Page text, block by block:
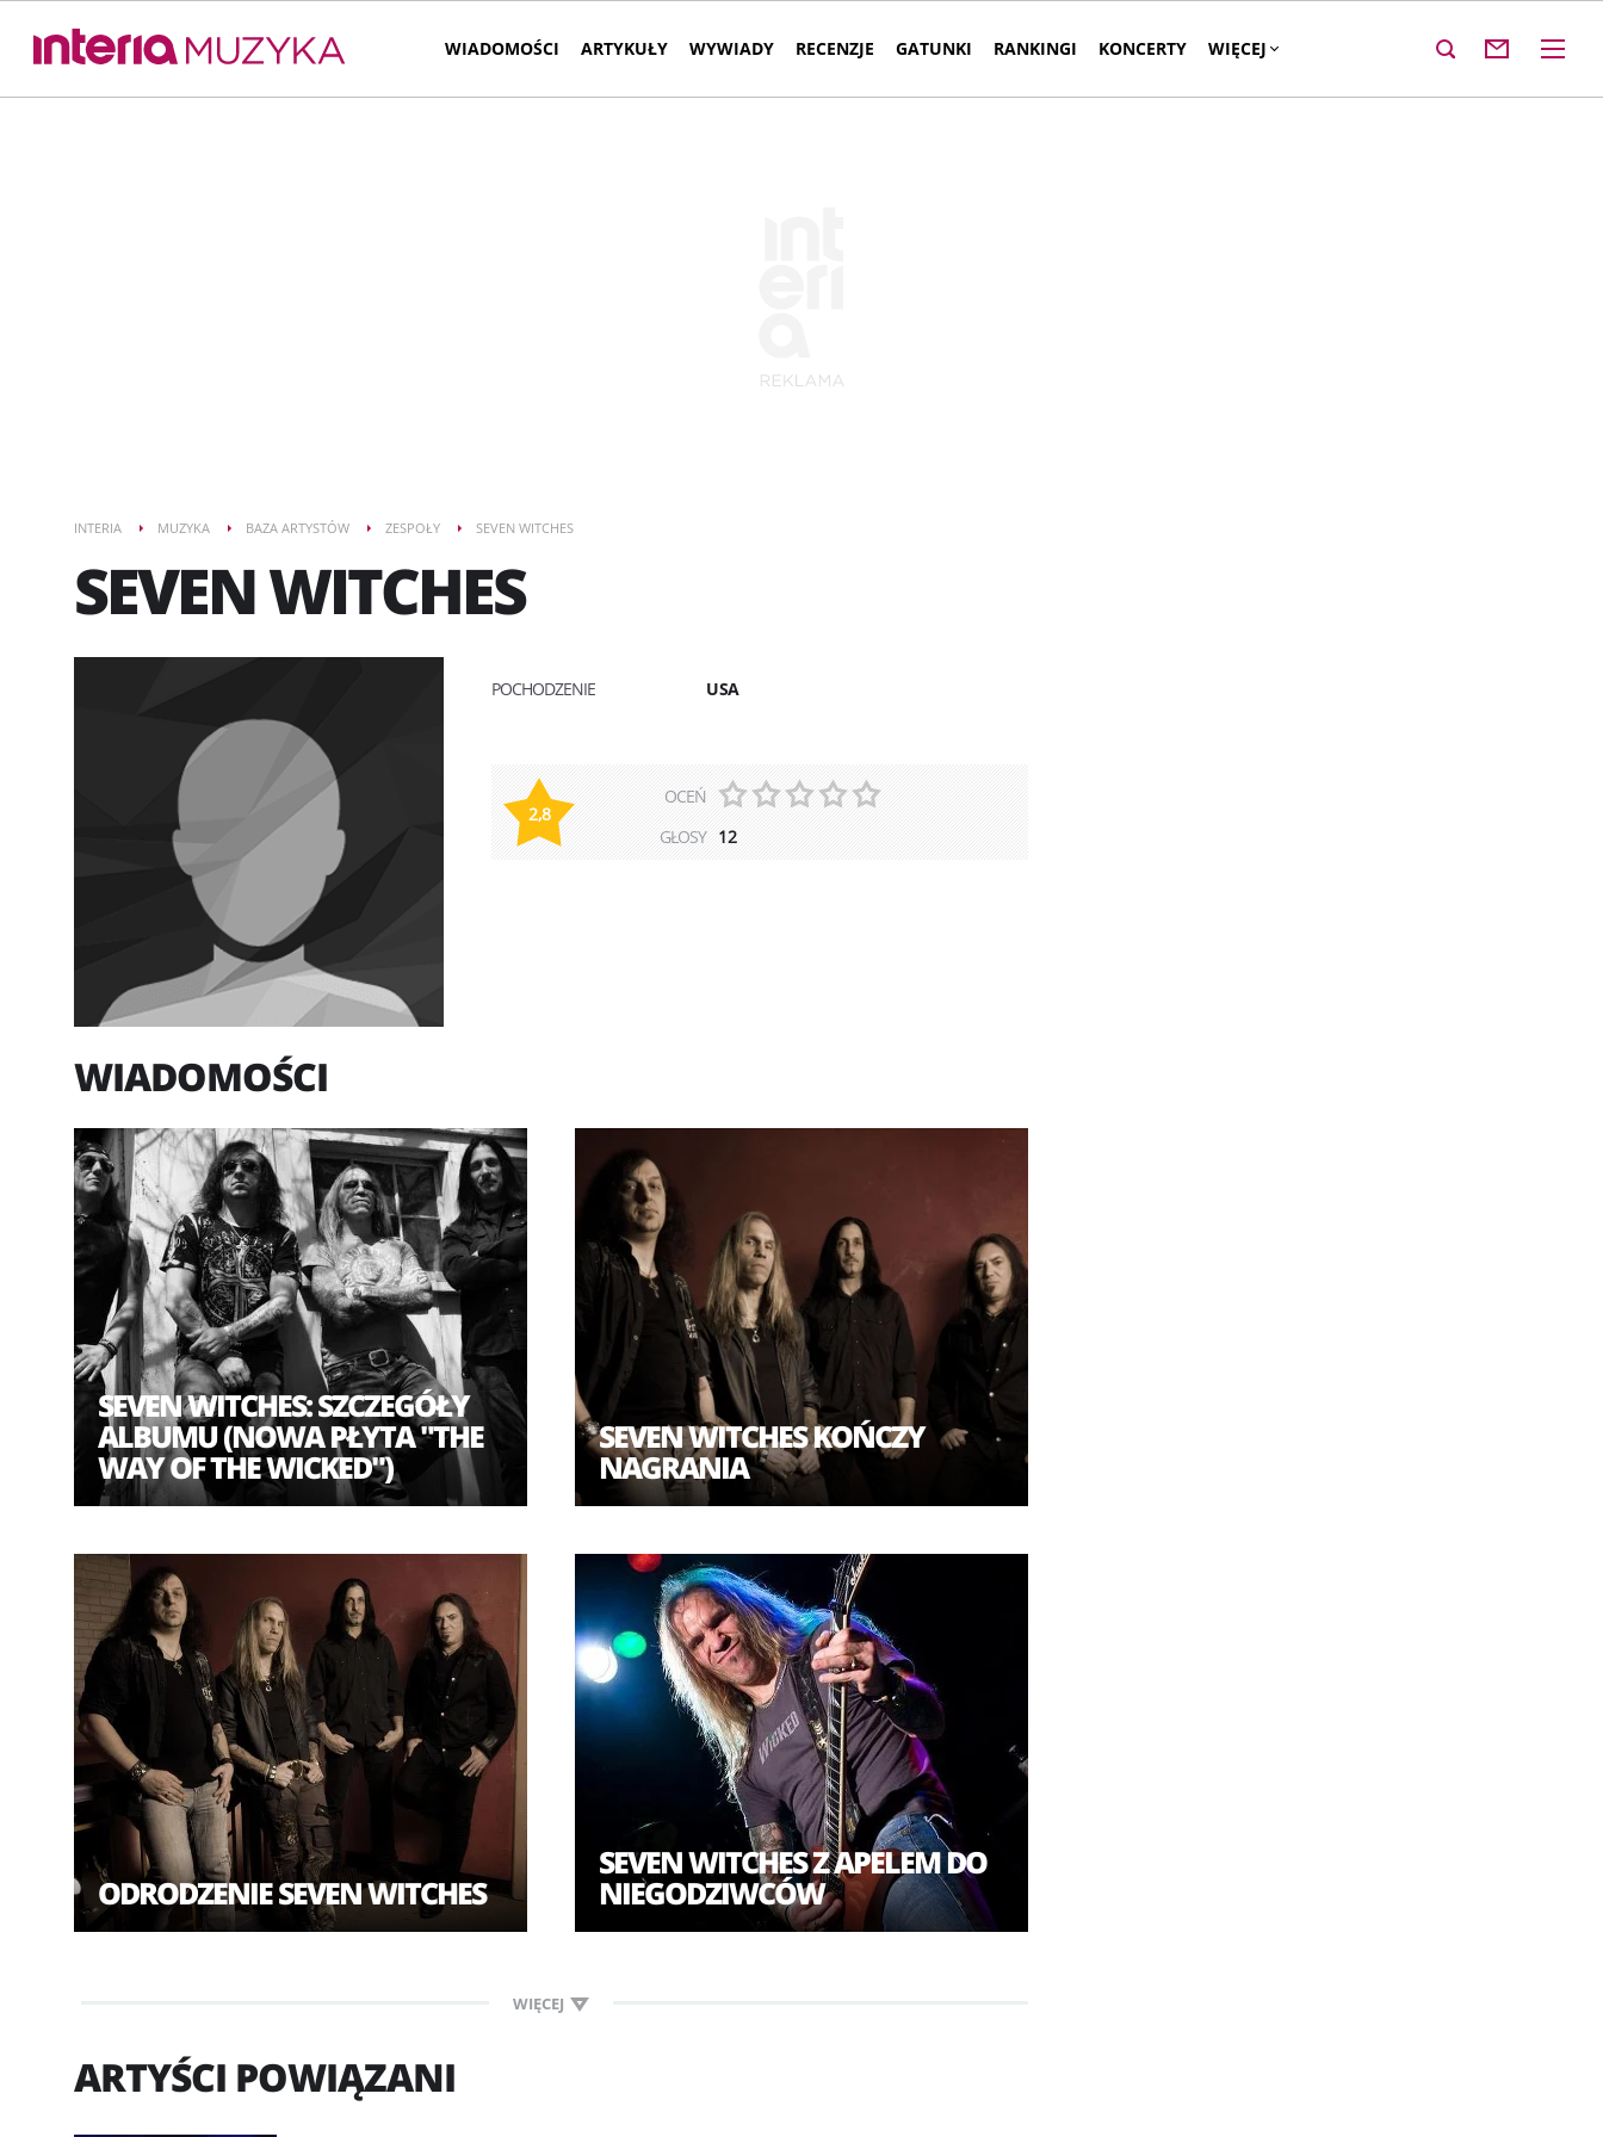
WIADOMOŚCI ARTYKUŁY WYWIADY RECENZJE GATUNKI RANKINGI KONCERTY WIĘCEJ
INTERIA MUZYKA BAZA ARTYSTÓW ZESPOŁY SEVEN WITCHES
SEVEN WITCHES
POCHODZENIE USA
2,8
OCEŃ
GŁOSY 12
WIADOMOŚCI
SEVEN WITCHES: SZCZEGÓŁY
ALBUMU (NOWA PŁYTA "THE
WAY OF THE WICKED")
SEVEN WITCHES KOŃCZY
NAGRANIA
ODRODZENIE SEVEN WITCHES
SEVEN WITCHES Z APELEM DO
NIEGODZIWCÓW
WIĘCEJ
ARTYŚCI POWIĄZANI